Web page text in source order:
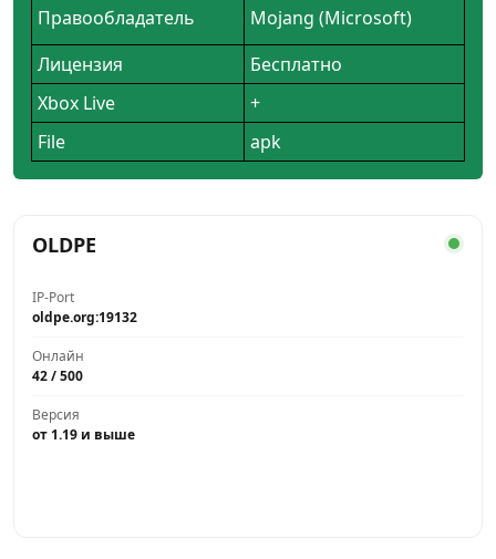
Правообладатель
Mojang (Microsoft)
Лицензия
Бесплатно
Xbox Live
+
File
apk
OLDPE
IP-Port
oldpe.org:19132
Онлайн
42 / 500
Версия
от 1.19 и выше